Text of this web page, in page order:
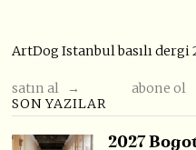
ArtDog Istanbul basılı dergi
satın al →
abone ol
SON YAZILAR
2027